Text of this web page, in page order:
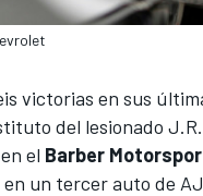
victorias en sus
del lesionado
en el Barber
un tercer auto de